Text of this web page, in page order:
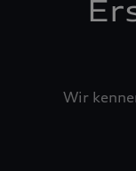
Wir